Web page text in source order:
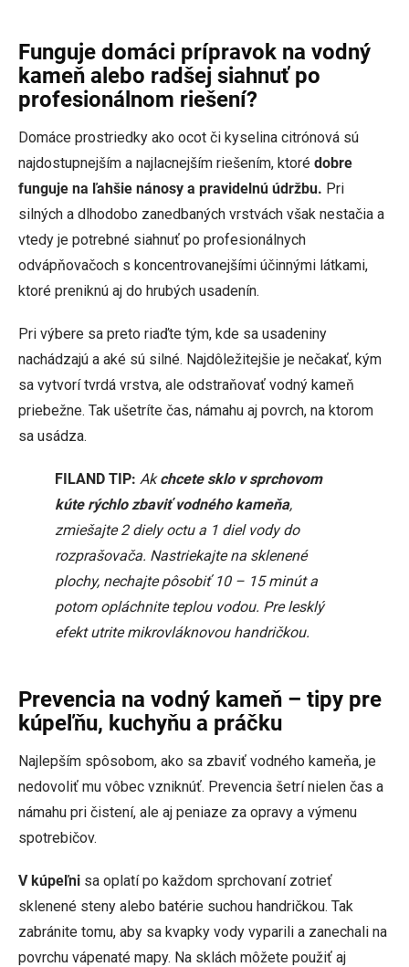
Funguje domáci prípravok na vodný
kameň alebo radšej siahnuť po
profesionálnom riešení?
Domáce prostriedky ako ocot či kyselina citrónová sú
najdostupnejším a najlacnejším riešením, ktoré dobre
funguje na ľahšie nánosy a pravidelnú údržbu. Pri
silných a dlhodobo zanedbaných vrstvách však nestačia a
vtedy je potrebné siahnuť po profesionálnych
odvápňovačoch s koncentrovanejšími účinnými látkami,
ktoré preniknú aj do hrubých usadenín.
Pri výbere sa preto riaďte tým, kde sa usadeniny
nachádzajú a aké sú silné. Najdôležitejšie je nečakať, kým
sa vytvorí tvrdá vrstva, ale odstraňovať vodný kameň
priebežne. Tak ušetríte čas, námahu aj povrch, na ktorom
sa usádza.
FILAND TIP: Akchcete sklo v sprchovom
kúte rýchlo zbaviť vodného kameňa,
zmiešajte 2 diely octu a 1 diel vody do
rozprašovača. Nastriekajte na sklenené
plochy, nechajte pôsobiť 10 – 15 minút a
potom opláchnite teplou vodou. Pre lesklý
efekt utrite mikrovláknovou handričkou.
Prevencia na vodný kameň – tipy pre
kúpeľňu, kuchyňu a práčku
Najlepším spôsobom, ako sa zbaviť vodného kameňa, je
nedovoliť mu vôbec vzniknúť. Prevencia šetrí nielen čas a
námahu pri čistení, ale aj peniaze za opravy a výmenu
spotrebičov.
V kúpeľni sa oplatí po každom sprchovaní zotrieť
sklenené steny alebo batérie suchou handričkou. Tak
zabránite tomu, aby sa kvapky vody vyparili a zanechali na
povrchu vápenaté mapy. Na sklách môžete použiť aj